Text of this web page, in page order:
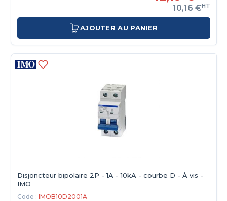
10,16 €HT
AJOUTER AU PANIER
Disjoncteur bipolaire 2P - 1A - 10kA - courbe D - À vis -
IMO
Code : IMOB10D2001A